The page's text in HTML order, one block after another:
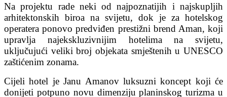
Na projektu rade neki od najpoznatijih i najskupljih
arhitektonskih biroa na svijetu, dok je za hotelskog
operatera ponovo predviđen prestižni brend Aman, koji
upravlja najekskluzivnijim hotelima na svijetu,
uključujući veliki broj objekata smještenih u UNESCO
zaštićenim zonama.
Cijeli hotel je Janu Amanov luksuzni koncept koji će
donijeti potpuno novu dimenziju planinskog turizma u